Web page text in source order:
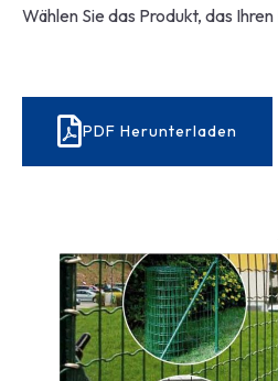
Wählen Sie das Produkt, das
PDF Herunterladen